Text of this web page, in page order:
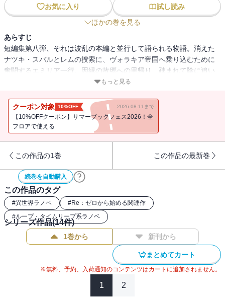
お気に入り
試し読み
ほかの巻を見る
あらすじ
短編集第八弾、それは波乱の本編と並行して語られる物語。消えた
ナツキ・スバルとレムの捜索に、ヴォラキア帝国へ乗り込むために
奮闘するエミリア一行。因縁の故郷への里帰り、疎まれて陰に追い
やられたものたちの慟哭、そして古き血を巡る理不尽な異類婚姻譚
エミリア陣営の日常を綴る二篇の物語。頭からお尻まで、丸々エミ
リア陣営だけの一冊。「困ってた人をすごーくたくさん助けてきた
の！」「俺の知らない今日一日で！？」全篇Ｗｅｂ未掲載！ ――
もっと見る
クーポン対象 10%OFF 2026.08.11まで
【10%OFFクーポン】サマーブックフェス2026！全
フロアで使える
この作品の1巻 この作品の最新巻
続巻を自動購入
この作品のタグ
#異世界ラノベ #Re：ゼロから始める関連作
#ループ・タイムリープ系ラノベ
シリーズ作品(14件)
1巻から 新刊から
まとめてカート
※無料、予約、入荷通知のコンテンツはカートに追加されません。
1 2